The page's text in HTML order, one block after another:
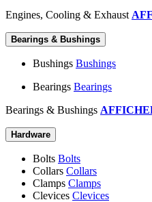
Engines, Cooling & Exhaust
Bearings & Bushings
Bushings Bushings
Bearings Bearings
Bearings & Bushings
Hardware
Bolts Bolts
Collars Collars
Clamps Clamps
Clevices Clevices